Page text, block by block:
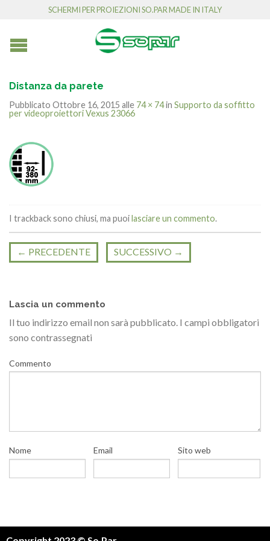
SCHERMI PER PROIEZIONI SO.PAR MADE IN ITALY
Distanza da parete
Pubblicato Ottobre 16, 2015 alle 74 × 74in Supporto da soffitto
per videoproiettori Vexus 23066
I trackback sono chiusi, ma puoilasciare un commento.
← PRECEDENTE SUCCESSIVO →
Lascia un commento
Il tuo indirizzo email non sarà pubblicato. I campi obbligatori
sono contrassegnati
Commento
Nome Email Sito web